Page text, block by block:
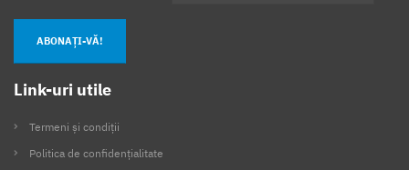
ABONAȚI-VĂ!
Link-uri utile
Termeni și condiții
Politica de confidențialitate